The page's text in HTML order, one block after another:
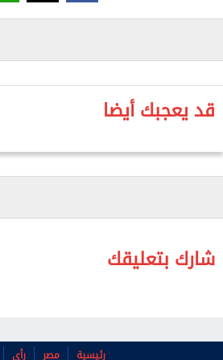
قد يعجبك أيضا
شارك بتعليقك
رئيسية مصر رأي